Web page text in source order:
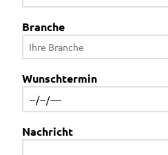
Branche
Wunschtermin
Nachricht